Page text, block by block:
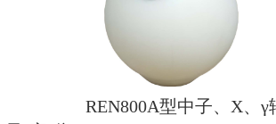
安检、边境控制海关